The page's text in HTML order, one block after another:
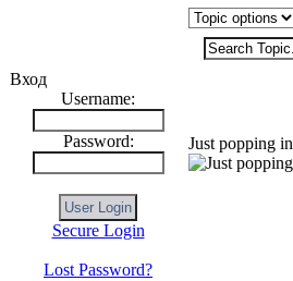
Вход
Username:
Password:
Secure Login
Lost Password?
Just popping in